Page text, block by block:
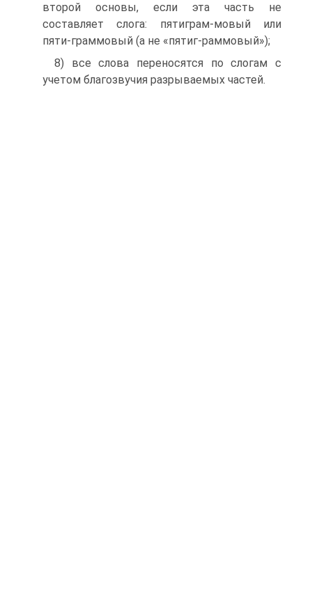
второй основы, если эта часть не
составляет слога: пятиграм-мовый или
пяти-граммовый (а не «пятиг-раммовый»);
8) все слова переносятся по слогам с
учетом благозвучия разрываемых частей.